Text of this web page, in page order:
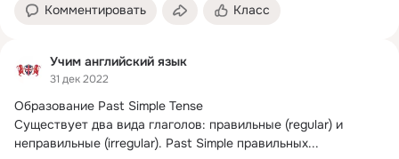
Комментировать Класс
Учим английский язык
31 дек 2022
Образование Past Simple Tense
Существует два вида глаголов: правильные (regular) и
неправильные (irregular). Past Simple правильных...